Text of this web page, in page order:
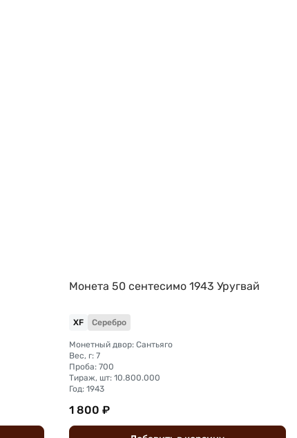
Монета 50 сентесимо 1943 Уругвай
XF Серебро
Монетный двор: Сантьяго
Вес, г: 7
Проба: 700
Тираж, шт: 10.800.000
Год: 1943
1 800 ₽